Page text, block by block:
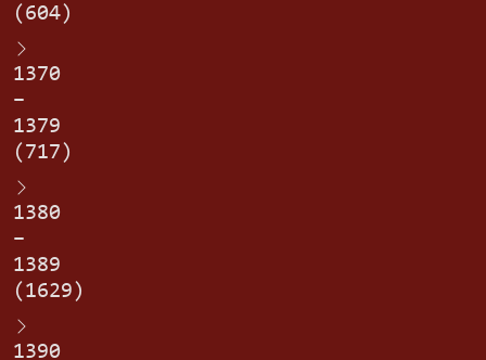
(604)
1370
–
1379
(717)
1380
–
1389
(1629)
1390